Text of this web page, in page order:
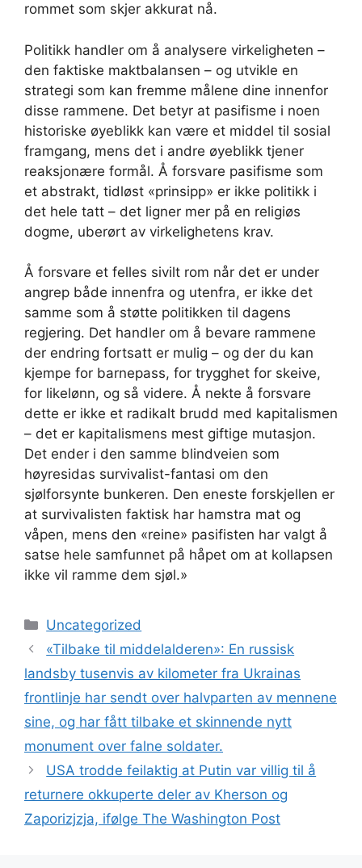
rommet som skjer akkurat nå.
Politikk handler om å analysere virkeligheten –
den faktiske maktbalansen – og utvikle en
strategi som kan fremme målene dine innenfor
disse rammene. Det betyr at pasifisme i noen
historiske øyeblikk kan være et middel til sosial
framgang, mens det i andre øyeblikk tjener
reaksjonære formål. Å forsvare pasifisme som
et abstrakt, tidløst «prinsipp» er ikke politikk i
det hele tatt – det ligner mer på en religiøs
dogme, uberørt av virkelighetens krav.
Å forsvare et felles sivilt rom når det er under
angrep både innenfra og utenfra, er ikke det
samme som å støtte politikken til dagens
regjering. Det handler om å bevare rammene
der endring fortsatt er mulig – og der du kan
kjempe for barnepass, for trygghet for skeive,
for likelønn, og så videre. Å nekte å forsvare
dette er ikke et radikalt brudd med kapitalismen
– det er kapitalismens mest giftige mutasjon.
Det ender i den samme blindveien som
høyresidas survivalist-fantasi om den
sjølforsynte bunkeren. Den eneste forskjellen er
at survivalisten faktisk har hamstra mat og
våpen, mens den «reine» pasifisten har valgt å
satse hele samfunnet på håpet om at kollapsen
ikke vil ramme dem sjøl.»
Kategorier
Uncategorized
«Tilbake til middelalderen»: En russisk
landsby tusenvis av kilometer fra Ukrainas
frontlinje har sendt over halvparten av mennene
sine, og har fått tilbake et skinnende nytt
monument over falne soldater.
USA trodde feilaktig at Putin var villig til å
returnere okkuperte deler av Kherson og
Zaporizjzja, ifølge The Washington Post